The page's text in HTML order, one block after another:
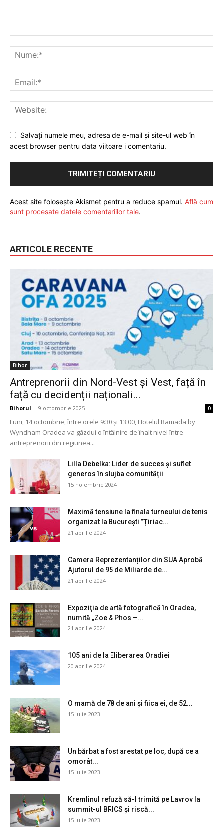
Salvați numele meu, adresa de e-mail și site-ul web în
acest browser pentru data viitoare i comentariu.
Acest site folosește Akismet pentru a reduce spamul. Află cum
sunt procesate datele comentariilor tale.
ARTICOLE RECENTE
Bihor
Antreprenorii din Nord-Vest și Vest, față în
față cu decidenții naționali...
Bihorul - 9 octombrie 2025 0
Luni, 14 octombrie, între orele 9:30 și 13:00, Hotelul Ramada by
Wyndham Oradea va găzdui o întâlnire de înalt nivel între
antreprenorii din regiunea...
Lilla Debelka: Lider de succes și suflet
generos în slujba comunității
15 noiembrie 2024
Maximă tensiune la finala turneului de tenis
organizat la București ”Țiriac...
21 aprilie 2024
Camera Reprezentanților din SUA Aprobă
Ajutorul de 95 de Miliarde de...
21 aprilie 2024
Expoziţia de artă fotografică în Oradea,
numită „Zoe & Phos –...
21 aprilie 2024
105 ani de la Eliberarea Oradiei
20 aprilie 2024
O mamă de 78 de ani și fiica ei, de 52...
15 iulie 2023
Un bărbat a fost arestat pe loc, după ce a
omorât...
15 iulie 2023
Kremlinul refuză să-l trimită pe Lavrov la
summit-ul BRICS și riscă...
15 iulie 2023